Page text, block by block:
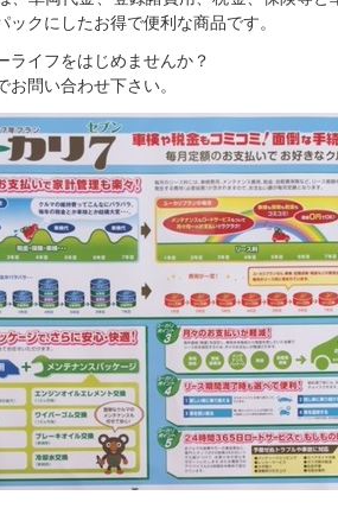
ックにしたお得で便利な商品です。
ライフをはじめませんか？
お問い合わせ下さい。